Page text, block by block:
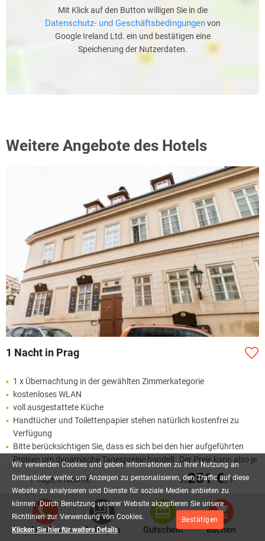
Wir verwenden Cookies und geben Informationen zu Ihrer Nutzung an
Drittanbieter weiter, um Anzeigen zu personalisieren, den Traffic auf diese
Website zu analysieren und Dienste für soziale Medien anbieten zu
können. Durch Benutzung unserer Website akzeptieren Sie unsere
Richtlinien zur Verwendung von Cookies.
Klicken Sie hier für weitere Details
Bestätigen
Mit Klick auf den Button willigen Sie in die
Datenschutz- und Geschäftsbedingungenvon
Google Ireland Ltd. ein und bestätigen eine
Speicherung der Nutzerdaten.
7 Tage, 6 Nächte ab251 €p.P.
Anrufen Anfragen Gutschein Buchen
Weitere Angebote des Hotels
1 Nacht in Prag
1 x Übernachtung in der gewählten Zimmerkategorie
kostenloses WLAN
voll ausgestattete Küche
Handtücher und Toilettenpapier stehen natürlich kostenfrei zu
Verfügung
Bitte berücksichtigen Sie, dass es sich bei den hier aufgeführten
Preisen um dynamische Tagespreise handelt. Der Preis kann also je
nach Buchungszeitraum variieren und auch abweichen.
AB 34,00 € P.P.